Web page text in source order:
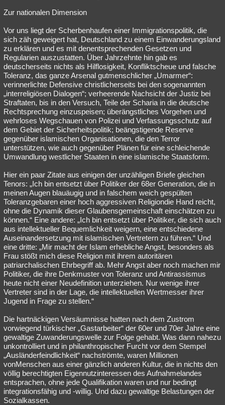
Zur nationalen Dimension
Vor uns liegt der Scherbenhaufen einer Immigrationspolitik, die
sich zäh geweigert hat, Deutschland zu einem Einwanderungsland
zu erklären und es mit denentsprechenden Gesetzen und
Regularien auszustatten. Über Jahrzehnte hin gab es
deutscherseits nichts als Hilflosigkeit, Konfliktscheue und falsche
Toleranz, das ganze Arsenal gutmenschlicher „Umarmer“:
verinnerlichte Defensive christlicherseits bei den sogenannten
„interreligiösen Dialogen“; verheerende Nachsicht der Justiz bei
Straftaten, bis in den Versuch, Teile der Scharia in die deutsche
Rechtsprechung einzuspeisen; überängstliches Vorgehen und
wehrloses Wegschauen von Polizei und Verfassungsschutz auf
dem Gebiet der Sicherheitspolitik; beängstigende Reserve
gegenüber islamischen Organisationen, die den Terror
unterstützen, wie auch gegenüber Plänen für eine schleichende
Umwandlung westlicher Staaten in eine islamische Staatsform.
Hier ein paar Zitate aus einigen der unzähligen Briefe gleichen
Tenors: „Ich bin entsetzt über Politiker der 68er Generation, die in
meinen Augen blauäugig und in falschem weich gespülten
Toleranzgebaren einer hoch aggressiven Religiondie Hand reicht,
ohne die Dynamik dieser Glaubensgemeinschaft einschätzen zu
können.“ Eine andere: „Ich bin entsetzt über Politiker, die sich auch
aus intellektueller Bequemlichkeit weigern, eine entschiedene
Auseinandersetzung mit islamischen Vertretern zu führen.“ Und
eine dritte: „Mir macht der Islam erhebliche Angst, besonders als
Frau stößt mich diese Religion mit ihrem autoritären
patriarchalischen Ehrbegriff ab. Mehr Angst aber noch machen mir
Politiker, die ihre Denkmuster von Toleranz und Antirassismus
heute nicht einer Neudefinition unterziehen. Nur wenige ihrer
Vertreter sind in der Lage, die intellektuellen Wertmesser ihrer
Jugend in Frage zu stellen.“
Die hartnäckigen Versäumnisse hatten nach dem Zustrom
vorwiegend türkischer „Gastarbeiter“ der 60er und 70er Jahre eine
gewaltige Zuwanderungswelle zur Folge gehabt. Was dann nahezu
unkontrolliert und in philanthropischer Furcht vor dem Stempel
„Ausländerfeindlichkeit“ nachströmte, waren Millionen
vonMenschen aus einer gänzlich anderen Kultur, die in nichts den
völlig berechtigten Eigennutzinteressen des Aufnahmelandes
entsprachen, ohne jede Qualifikation waren und nur bedingt
integrationsfähig und -willig. Und dazu gewaltige Belastungen der
Sozialkassen.